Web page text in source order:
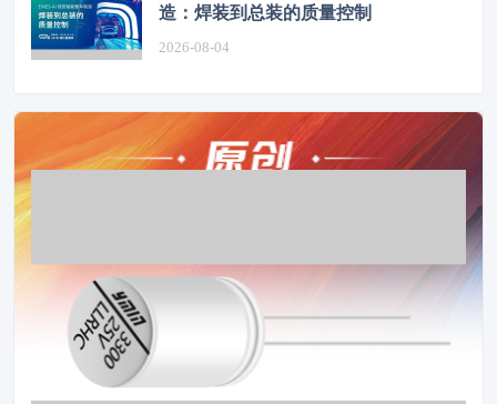
造：焊装到总装的质量控制
2026-08-04